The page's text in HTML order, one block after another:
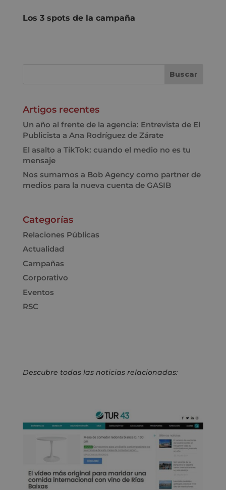
Los 3 spots de la campaña
Artigos recentes
Un año al frente de la agencia: Entrevista de El
Publicista a Ana Rodríguez de Zárate
El asalto a TikTok: cuando el medio no es tu
mensaje
Nos sumamos a Bob Agency como partner de
medios para la nueva cuenta de GASIB
Categorías
Relaciones Públicas
Actualidad
Campañas
Corporativo
Eventos
RSC
Descubre todas las noticias relacionadas: